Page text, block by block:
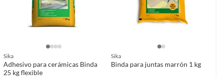
Sika
Adhesivo para cerámicas Binda
25 kg flexible
Sika
Binda para juntas marrón 1 kg